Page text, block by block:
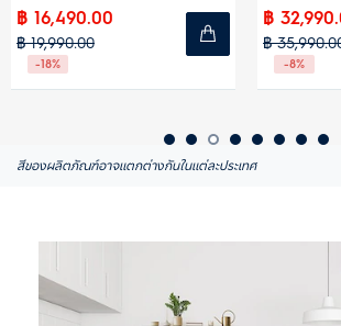
฿ 32,990.00
฿ 35,990.00
สีของผลิตภัณฑ์อาจแตกต่างกันในแต่ละประเทศ